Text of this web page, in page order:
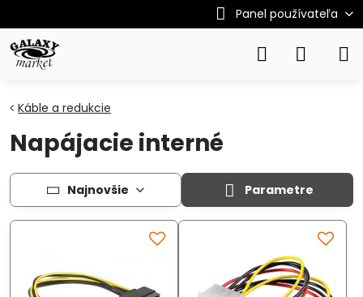
Panel používateľa
Káble a redukcie
Napájacie interné
Najnovšie Parametre